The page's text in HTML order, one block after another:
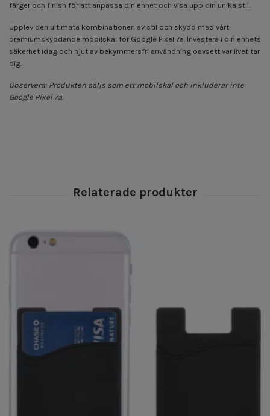
färger och finish för att anpassa din enhet och visa upp din unika stil.
Upplev den ultimata kombinationen av stil och skydd med vårt
premiumskyddande mobilskal för Google Pixel 7a. Investera i din enhets
säkerhet idag och njut av bekymmersfri användning oavsett var livet tar
dig.
Observera: Produkten säljs som ett mobilskal och inkluderar inte
Google Pixel 7a.